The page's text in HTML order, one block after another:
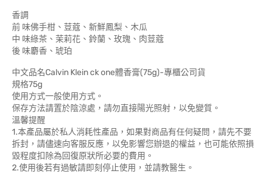
香調
前 味佛手柑、荳蔻、新鮮鳳梨、木瓜
中 味綠茶、茉莉花、鈴蘭、玫瑰、肉荳蔻
後 味麝香、琥珀
中文品名Calvin Klein ck one體香膏(75g)-專櫃公司貨
規格75g
使用方式一般使用方式。
保存方法請置於陰涼處，請勿直接陽光照射，以免變質。
溫馨提醒
1.本產品屬於私人消耗性產品，如果對商品有任何疑問，請先不要
拆封，請儘速向客服反應，以免影響您辦退的權益，也可能依照損
毀程度扣除為回復原狀所必要的費用。
2.使用後若有過敏請即刻停止使用，並請教醫生。